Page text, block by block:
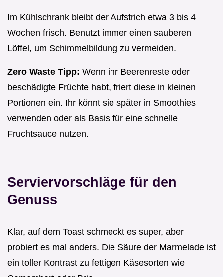
Im Kühlschrank bleibt der Aufstrich etwa 3 bis 4
Wochen frisch. Benutzt immer einen sauberen
Löffel, um Schimmelbildung zu vermeiden.
Zero Waste Tipp: Wenn ihr Beerenreste oder
beschädigte Früchte habt, friert diese in kleinen
Portionen ein. Ihr könnt sie später in Smoothies
verwenden oder als Basis für eine schnelle
Fruchtsauce nutzen.
Serviervorschläge für den
Genuss
Klar, auf dem Toast schmeckt es super, aber
probiert es mal anders. Die Säure der Marmelade ist
ein toller Kontrast zu fettigen Käsesorten wie